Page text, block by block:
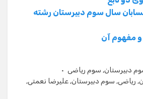
سال سوم دبیرستان رشته
و مفهوم آن
دبیرستان, سوم ریاضی
, ریاضی, سوم دبیرستان, علیرضا نعمتی,